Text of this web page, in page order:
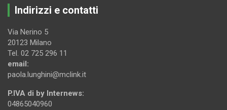
Indirizzi e contatti
Via Nerino 5
20123 Milano
Tel. 02 725 296 11
email:
paola.lunghini@mclink.it
P.IVA di by Internews:
04865040960